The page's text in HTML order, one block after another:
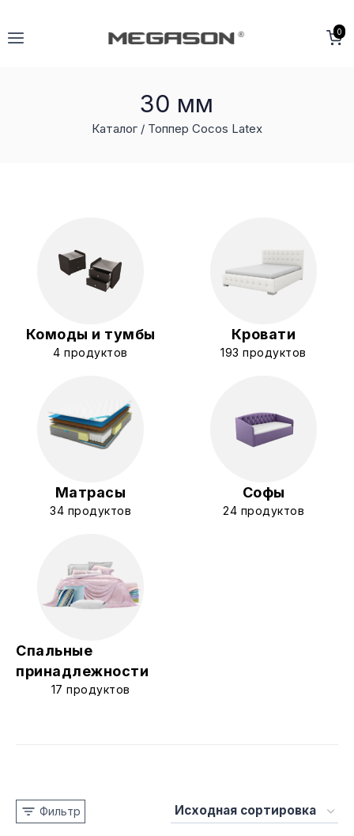
0
30 мм
Каталог / Топпер Cocos Latex
Комоды и тумбы
4 продуктов
Кровати
193 продуктов
Матрасы
34 продуктов
Софы
24 продуктов
Спальные
принадлежности
17 продуктов
Фильтр